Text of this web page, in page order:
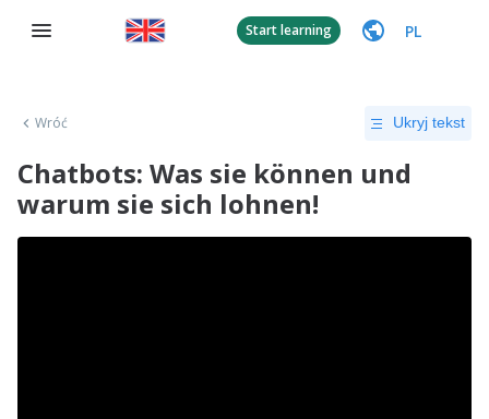
Start learning PL
Wróć Ukryj tekst
Chatbots: Was sie können und
warum sie sich lohnen!